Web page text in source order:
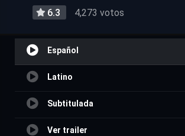
6.3 4,273 votos
Español
Latino
Subtitulada
Ver trailer